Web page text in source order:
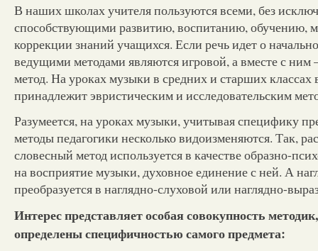
В наших школах учителя пользуются всеми, без
способствующими развитию, воспитанию, обучению,
коррекции знаний учащихся. Если речь идет о
ведущими методами являются игровой, а вместе с
метод. На уроках музыки в средних и старших классах
принадлежит эвристическим и исследовательским
Разумеется, на уроках музыки, учитывая специфику
методы педагогики несколько видоизменяются. Так,
словесный метод используется в качестве образно-
на восприятие музыки, духовное единение с ней. А
преобразуется в наглядно-слуховой или наглядно-
Интерес представляет особая совокупность
определены специфичностью самого предмета: